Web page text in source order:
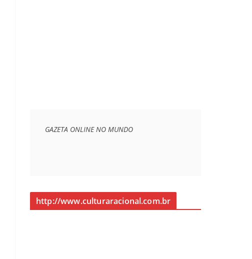
GAZETA ONLINE NO MUNDO
http://www.culturaracional.com.br